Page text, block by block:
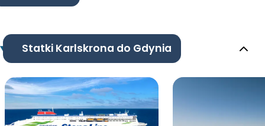
Statki Karlskrona do Gdynia